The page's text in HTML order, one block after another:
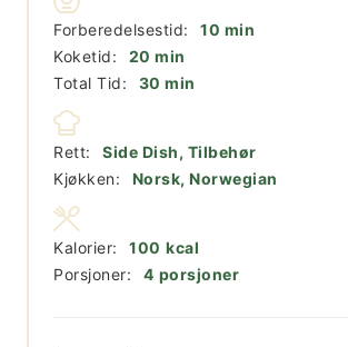
Forberedelsestid: 10 minutter
min
Koketid:
20 minutter
min
Total Tid:
30 minutter
min
Rett:
Side Dish, Tilbehør
Kjøkken:
Norsk, Norwegian
Porsjoner: 4 porsjoner
Kalorier: 100 kcal